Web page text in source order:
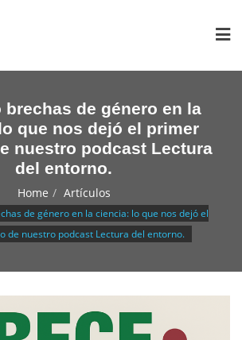
brechas de género en la
que nos dejó el primer
nuestro podcast Lectura
del entorno.
Home Artículos
de género en la ciencia: lo que nos dejó el
de nuestro podcast Lectura del entorno.